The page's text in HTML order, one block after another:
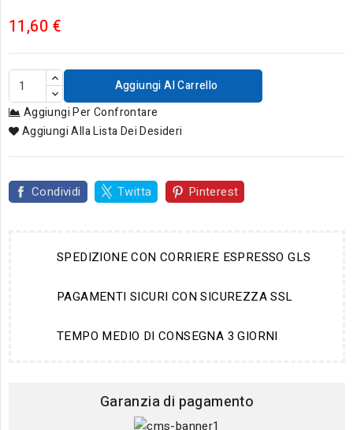
11,60 €
Aggiungi Al Carrello
Aggiungi Per Confrontare
Aggiungi Alla Lista Dei Desideri
Condividi Twitta Pinterest
SPEDIZIONE CON CORRIERE ESPRESSO GLS
PAGAMENTI SICURI CON SICUREZZA SSL
TEMPO MEDIO DI CONSEGNA 3 GIORNI
Garanzia di pagamento